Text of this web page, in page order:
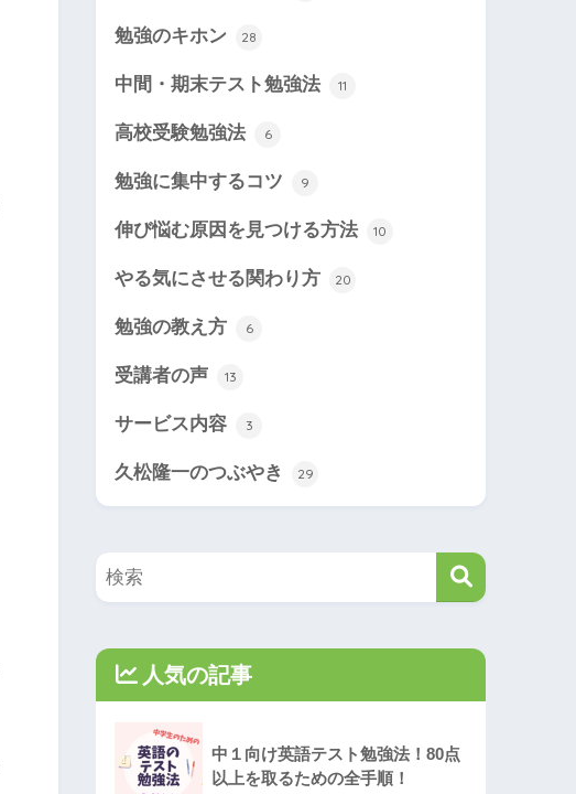
勉強のキホン 28
中間・期末テスト勉強法 11
高校受験勉強法 6
勉強に集中するコツ 9
伸び悩む原因を見つける方法 10
やる気にさせる関わり方 20
勉強の教え方 6
受講者の声 13
サービス内容 3
久松隆一のつぶやき 29
人気の記事
中１向け英語テスト勉強法！80点
以上を取るための全手順！